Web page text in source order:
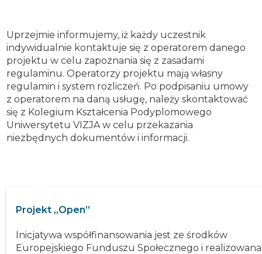
Uprzejmie informujemy, iż każdy uczestnik
indywidualnie kontaktuje się z operatorem danego
projektu w celu zapoznania się z zasadami
regulaminu. Operatorzy projektu mają własny
regulamin i system rozliczeń. Po podpisaniu umowy
z operatorem na daną usługę, należy skontaktować
się z Kolegium Kształcenia Podyplomowego
Uniwersytetu VIZJA w celu przekazania
niezbędnych dokumentów i informacji.
Projekt „Open”
Inicjatywa współfinansowania jest ze środków
Europejskiego Funduszu Społecznego i realizowana